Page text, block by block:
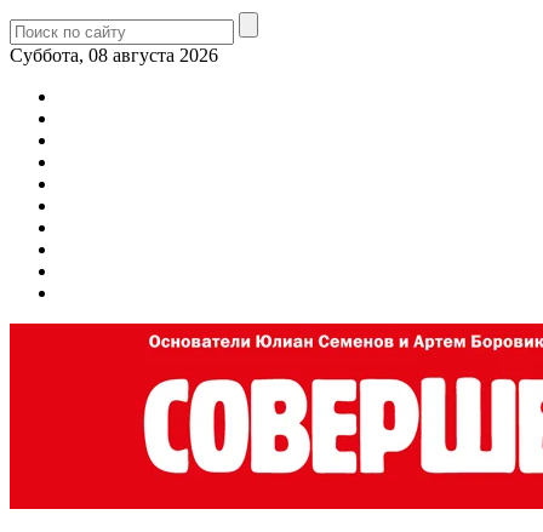
Суббота, 08 августа 2026